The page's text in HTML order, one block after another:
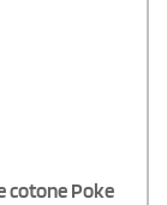
cotone Poke